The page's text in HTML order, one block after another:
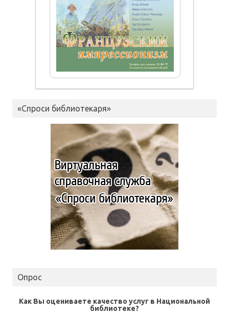
«Спроси библиотекаря»
Опрос
Как Вы оцениваете качество услуг в Национальной
библиотеке?